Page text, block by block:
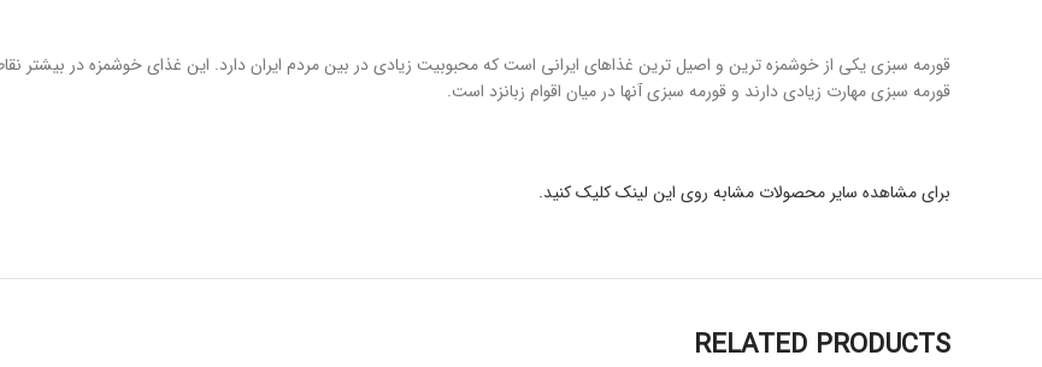
قورمه سبزی یکی از خوشمزه ترین و اصیل ترین غذاهای ایرانی است که محبوبیت زیادی در بین مردم ایران دارد. این غذای خوشمزه در
قورمه سبزی مهارت زیادی دارند و قورمه سبزی آنها در میان اقوام زبانزد است.
برای مشاهده سایر محصولات مشابه روی این لینک کلیک کنید.
RELATED PRODUCTS